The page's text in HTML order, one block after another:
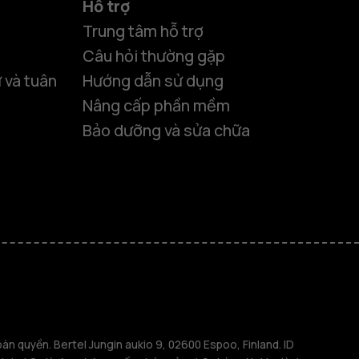
minh
tuân
Hỗ trợ
Trung tâm hỗ trợ
Câu hỏi thường gặp
Hướng dẫn sử dụng
Nâng cấp phần mềm
Bảo dưỡng và sửa chữa
quyền. Bertel Jungin aukio 9, 02600 Espoo, Finland. ID